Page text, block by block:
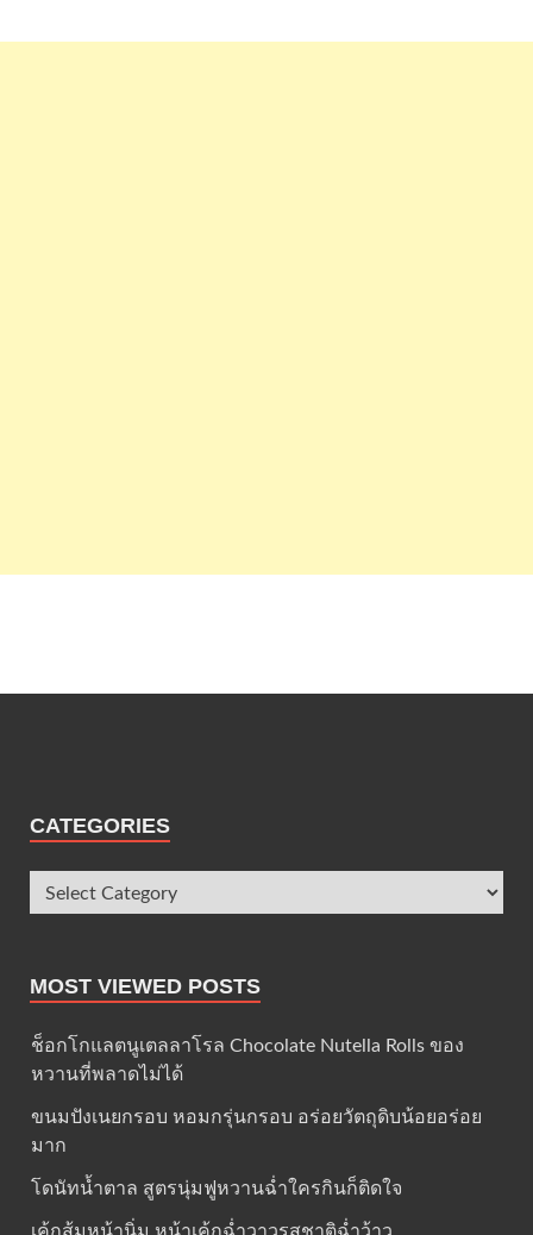
CATEGORIES
MOST VIEWED POSTS
ช็อกโกแลตนูเตลลาโรล Chocolate Nutella Rolls ของ
หวานที่พลาดไม่ได้
ขนมปังเนยกรอบ หอมกรุ่นกรอบ อร่อยวัตถุดิบน้อยอร่อย
มาก
โดนัทน้ำตาล สูตรนุ่มฟูหวานฉ่ำใครกินก็ติดใจ
เค้กส้มหน้านิ่ม หน้าเค้กฉ่ำวาวรสชาติฉ่ำว้าว